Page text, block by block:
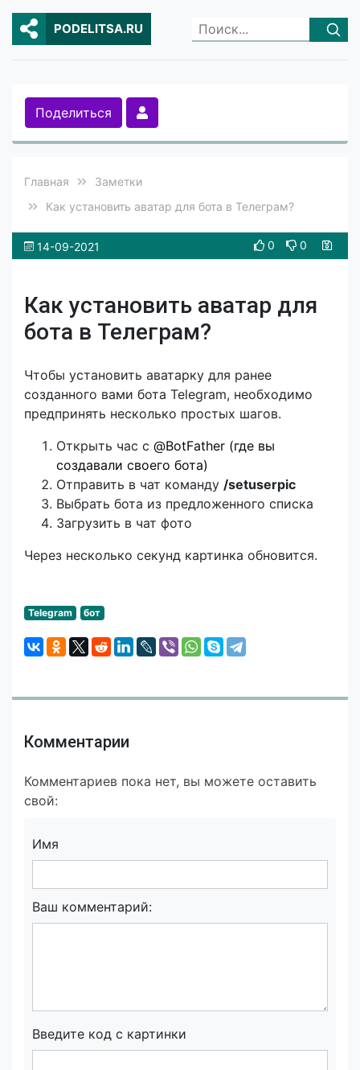
PODELITSA.RU
Поделиться
Главная
Заметки
Как установить аватар для бота в Телеграм?
14-09-2021 0 0
Как установить аватар для
бота в Телеграм?
Чтобы установить аватарку для ранее
созданного вами бота Telegram, необходимо
предпринять несколько простых шагов.
Открыть час с @BotFather (где вы
создавали своего бота)
Отправить в чат команду /setuserpic
Выбрать бота из предложенного списка
Загрузить в чат фото
Через несколько секунд картинка обновится.
Telegram бот
Комментарии
Комментариев пока нет, вы можете оставить
свой:
Имя
Ваш комментарий:
Введите код с картинки